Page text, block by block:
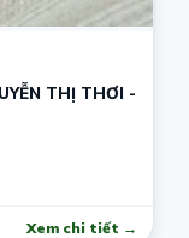
THỊ THƠI -
Xem chi tiết →